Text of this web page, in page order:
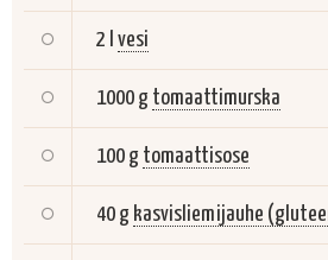
2 l vesi
1000 g tomaattimurska
100 g tomaattisose
40 g kasvisliemijauhe